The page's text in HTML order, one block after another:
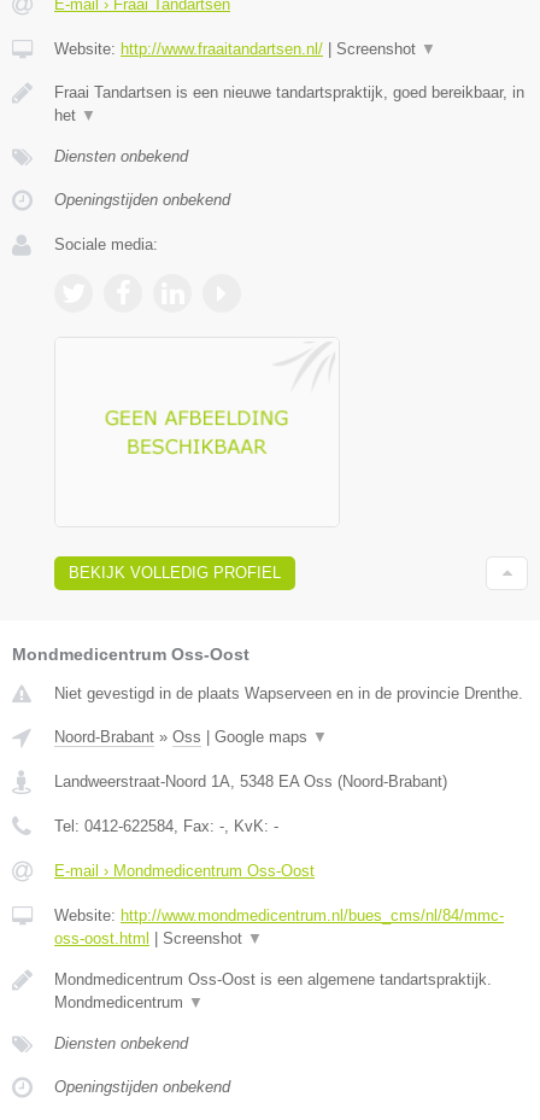
E-mail › Fraai Tandartsen
Website: http://www.fraaitandartsen.nl/ | Screenshot ▼
Fraai Tandartsen is een nieuwe tandartspraktijk, goed bereikbaar, in
het ▼
Diensten onbekend
Openingstijden onbekend
Sociale media:
BEKIJK VOLLEDIG PROFIEL
Mondmedicentrum Oss-Oost
Niet gevestigd in de plaats Wapserveen en in de provincie Drenthe.
Noord-Brabant » Oss Google maps ▼
Landweerstraat-Noord 1A, 5348 EA Oss (Noord-Brabant)
Tel: 0412-622584, Fax: -, KvK: -
E-mail › Mondmedicentrum Oss-Oost
Website: http://www.mondmedicentrum.nl/bues_cms/nl/84/mmc-
oss-oost.html
Screenshot ▼
Mondmedicentrum Oss-Oost is een algemene tandartspraktijk.
Mondmedicentrum ▼
Diensten onbekend
Openingstijden onbekend